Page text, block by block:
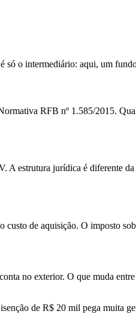
o intermediário: aqui, um
RFB nº 1.585/2015.
estrutura jurídica é diferente
de aquisição. O imposto
no exterior. O que muda
de R$ 20 mil pega muita